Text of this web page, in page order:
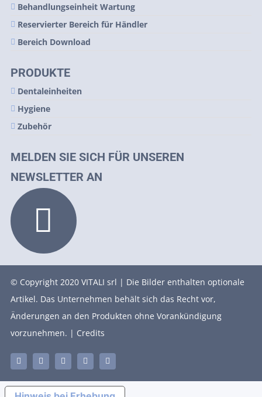
Behandlungseinheit Wartung
Reservierter Bereich für Händler
Bereich Download
PRODUKTE
Dentaleinheiten
Hygiene
Zubehör
MELDEN SIE SICH FÜR UNSEREN
NEWSLETTER AN
© Copyright 2020 VITALI srl | Die Bilder enthalten optionale
Artikel. Das Unternehmen behält sich das Recht vor,
Änderungen an den Produkten ohne Vorankündigung
vorzunehmen. | Credits